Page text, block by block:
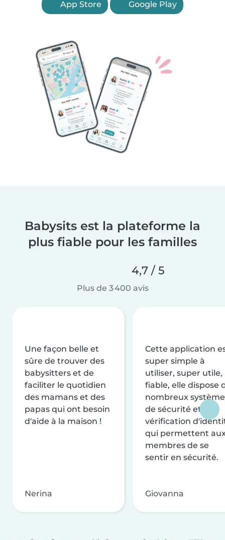
App Store Google Play
Babysits est la plateforme la
plus fiable pour les familles
4,7 / 5
Plus de 3 400 avis
Une façon belle et
sûre de trouver des
babysitters et de
faciliter le quotidien
des mamans et des
papas qui ont besoin
d'aide à la maison !
Nerina
Cette application
super simple à
utiliser, super utile,
fiable, elle dispose
nombreux
de sécurité et de
vérification
qui permettent
membres de se
sentir en sécurité.
Giovanna